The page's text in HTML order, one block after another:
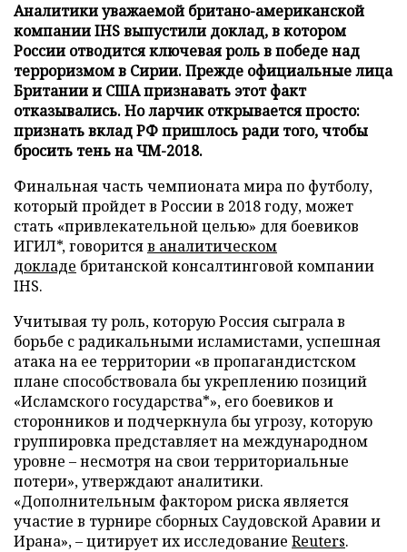
Аналитики уважаемой британо-американской
компании IHS выпустили доклад, в котором
России отводится ключевая роль в победе над
терроризмом в Сирии. Прежде официальные лица
Британии и США признавать этот факт
отказывались. Но ларчик открывается просто:
признать вклад РФ пришлось ради того, чтобы
бросить тень на ЧМ-2018.
Финальная часть чемпионата мира по футболу,
который пройдет в России в 2018 году, может
стать «привлекательной целью» для боевиков
ИГИЛ*, говоритсяв аналитическом
докладе британской консалтинговой компании
IHS.
Учитывая ту роль, которую Россия сыграла в
борьбе с радикальными исламистами, успешная
атака на ее территории «в пропагандистском
плане способствовала бы укреплению позиций
«Исламского государства*», его боевиков и
сторонников и подчеркнула бы угрозу, которую
группировка представляет на международном
уровне – несмотря на свои территориальные
потери», утверждают аналитики.
«Дополнительным фактором риска является
участие в турнире сборных Саудовской Аравии и
Ирана», – цитирует их исследование Reuters.